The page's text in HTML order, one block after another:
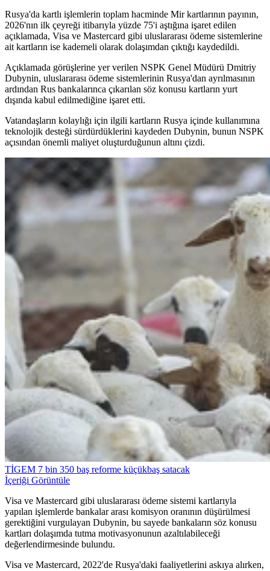
Rusya'da kartlı işlemlerin toplam hacminde Mir kartlarının payının,
2026'nın ilk çeyreği itibarıyla yüzde 75'i aştığına işaret edilen
açıklamada, Visa ve Mastercard gibi uluslararası ödeme sistemlerine
ait kartların ise kademeli olarak dolaşımdan çıktığı kaydedildi.
Açıklamada görüşlerine yer verilen NSPK Genel Müdürü Dmitriy
Dubynin, uluslararası ödeme sistemlerinin Rusya'dan ayrılmasının
ardından Rus bankalarınca çıkarılan söz konusu kartların yurt
dışında kabul edilmediğine işaret etti.
Vatandaşların kolaylığı için ilgili kartların Rusya içinde kullanımına
teknolojik desteği sürdürdüklerini kaydeden Dubynin, bunun NSPK
açısından önemli maliyet oluşturduğunun altını çizdi.
TİGEM 7 bin 350 baş reforme küçükbaş satacak
İçeriği Görüntüle
Visa ve Mastercard gibi uluslararası ödeme sistemi kartlarıyla
yapılan işlemlerde bankalar arası komisyon oranının düşürülmesi
gerektiğini vurgulayan Dubynin, bu sayede bankaların söz konusu
kartları dolaşımda tutma motivasyonunun azaltılabileceği
değerlendirmesinde bulundu.
Visa ve Mastercard, 2022'de Rusya'daki faaliyetlerini askıya alırken,